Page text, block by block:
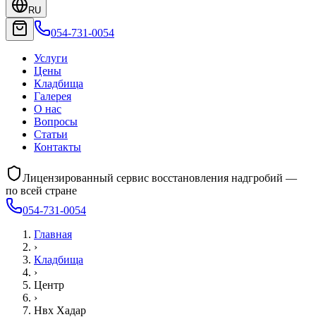
RU
054-731-0054
Услуги
Цены
Кладбища
Галерея
О нас
Вопросы
Статьи
Контакты
Лицензированный сервис восстановления надгробий —
по всей стране
054-731-0054
Главная
›
Кладбища
›
Центр
›
Нвх Хадар